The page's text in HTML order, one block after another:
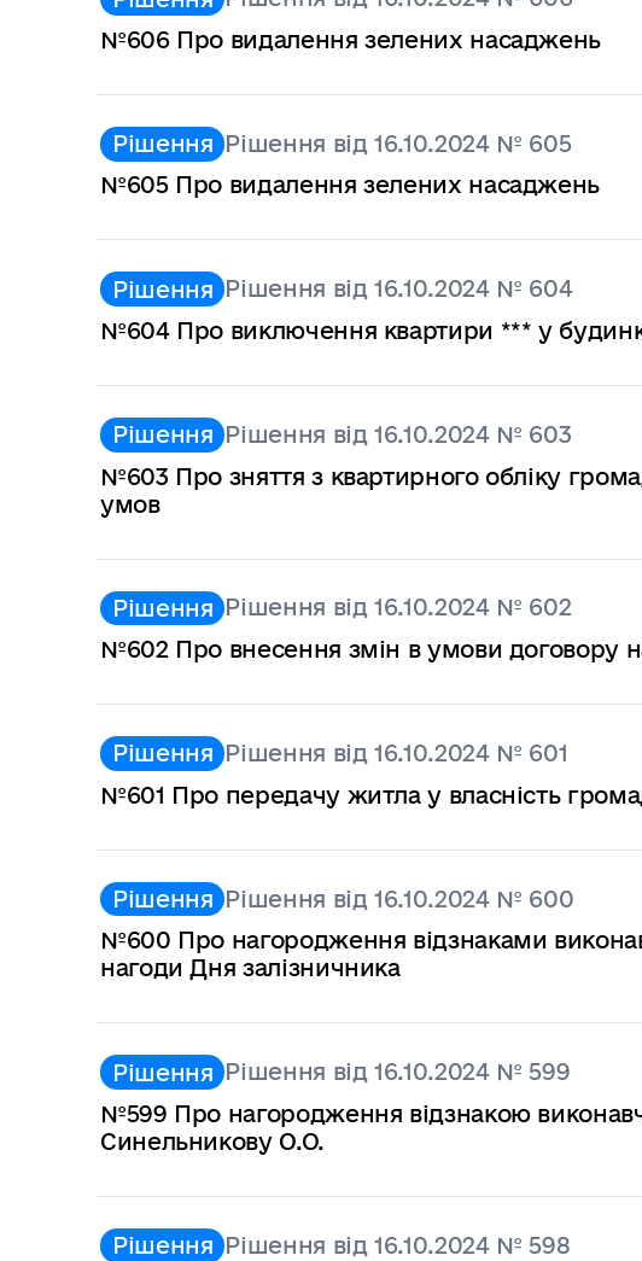
№606 Про видалення зелених насаджень
Рішення Рішення від 16.10.2024 № 605
№605 Про видалення зелених насаджень
Рішення Рішення від 16.10.2024 № 604
№604 Про виключення квартири *** у
Рішення Рішення від 16.10.2024 № 603
№603 Про зняття з квартирного обліку
умов
Рішення Рішення від 16.10.2024 № 602
№602 Про внесення змін в умови договору
Рішення Рішення від 16.10.2024 № 601
№601 Про передачу житла у власність
Рішення Рішення від 16.10.2024 № 600
№600 Про нагородження відзнаками
нагоди Дня залізничника
Рішення Рішення від 16.10.2024 № 599
№599 Про нагородження відзнакою
Синельникову О.О.
Рішення Рішення від 16.10.2024 № 598